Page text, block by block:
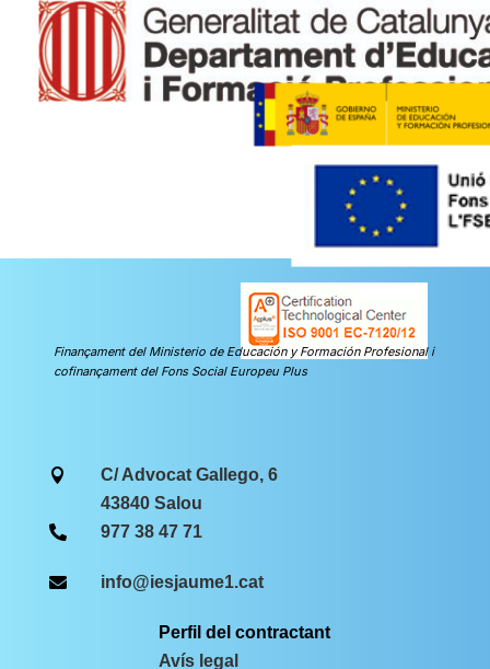
Finançament del Ministerio de Educación y Formación Profesional i
cofinançament del Fons Social Europeu Plus

C/ Advocat Gallego, 6
43840 Salou
 977 38 47 71
 info@iesjaume1.cat
Perfil del contractant
Avís legal